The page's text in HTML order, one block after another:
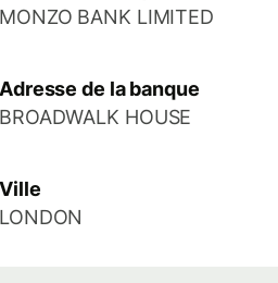
MONZO BANK LIMITED
Adresse de la banque
BROADWALK HOUSE
Ville
LONDON